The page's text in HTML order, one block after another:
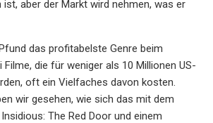
aber der Markt wird nehmen, was er
das profitabelste Genre beim
die für weniger als 10 Millionen US-
oft ein Vielfaches davon kosten.
wir gesehen, wie sich das mit dem
The Red Door und einem